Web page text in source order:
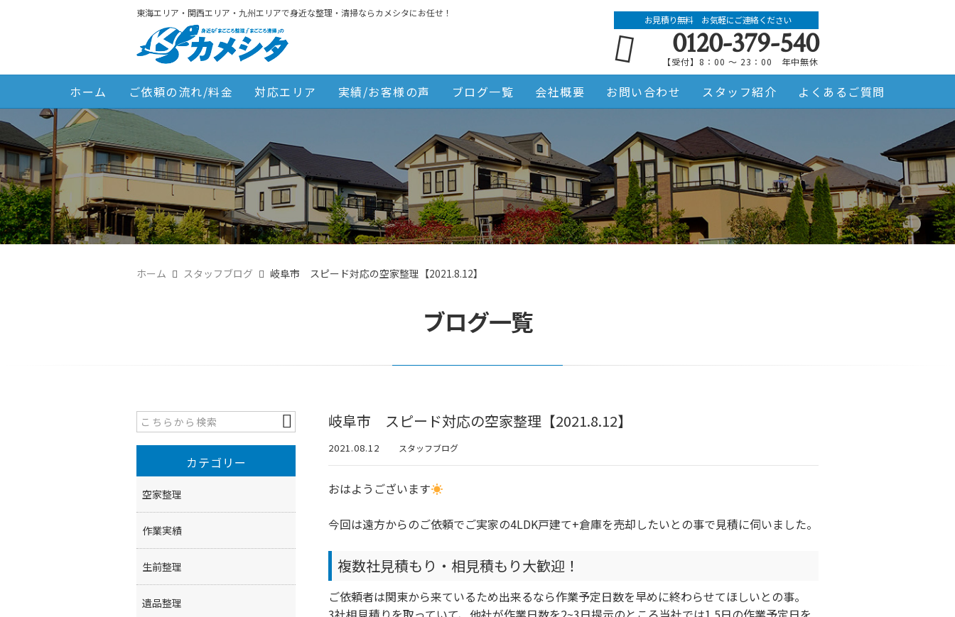
東海エリア・関西エリア・九州エリアで身近な整理・清掃ならカメシタにお任せ！
お見積り無料 お気軽にご連絡ください
0120-379-540
【受付】8：00 ～ 23：00 年中無休
ホーム ご依頼の流れ/料金 対応エリア 実績/お客様の声 ブログ一覧 会社概要 お問い合わせ スタッフ紹介 よくあるご質問
ホーム スタッフブログ 岐阜市 スピード対応の空家整理【2021.8.12】
ブログ一覧
岐阜市 スピード対応の空家整理【2021.8.12】
2021.08.12 スタッフブログ
おはようございます
今回は遠方からのご依頼でご実家の4LDK戸建て+倉庫を売却したいとの事で見積に伺いました。
複数社見積もり・相見積もり大歓迎！
ご依頼者は関東から来ているため出来るなら作業予定日数を早めに終わらせてほしいとの事。
カテゴリー
空家整理
作業実績
生前整理
遺品整理